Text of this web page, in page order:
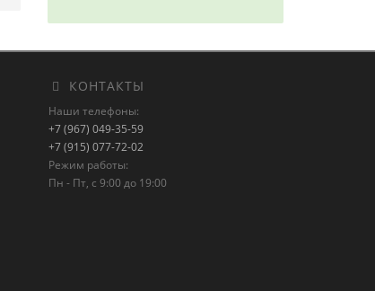
КОНТАКТЫ
Наши телефоны:
+7 (967) 049-35-59
+7 (915) 077-72-02
Режим работы:
Пн - Пт, с 9:00 до 19:00